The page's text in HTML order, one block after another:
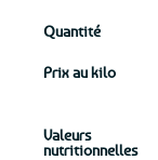
Quantité
Prix au kilo
Valeurs
nutritionnelles